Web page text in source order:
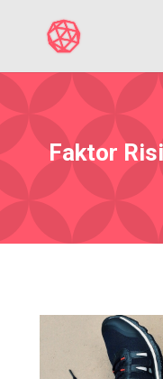
Faktor